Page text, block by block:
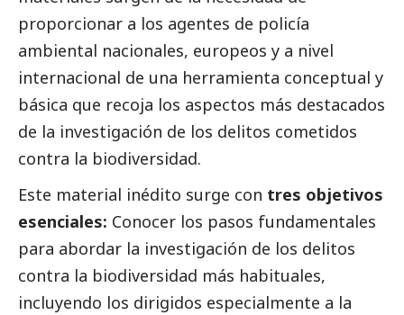
proporcionar a los agentes de policía
ambiental nacionales, europeos y a nivel
internacional de una herramienta conceptual y
básica que recoja los aspectos más destacados
de la investigación de los delitos cometidos
contra la biodiversidad.
Este material inédito surge con tres objetivos
esenciales: Conocer los pasos fundamentales
para abordar la investigación de los delitos
contra la biodiversidad más habituales,
incluyendo los dirigidos especialmente a la